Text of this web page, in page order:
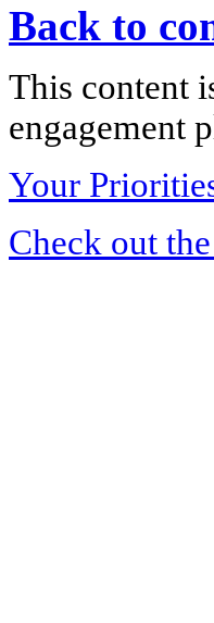
Back to
This content
engagement
Your
Check out